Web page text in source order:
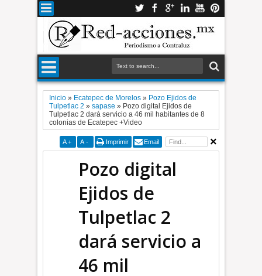
Inicio » Ecatepec de Morelos » Pozo Ejidos de
Tulpetlac 2 »sapase » Pozo digital Ejidos de
Tulpetlac 2 dará servicio a 46 mil habitantes de 8
colonias de Ecatepec +Video
A + A - Imprimir Email
Pozo digital
Ejidos de
Tulpetlac 2
dará servicio a
46 mil